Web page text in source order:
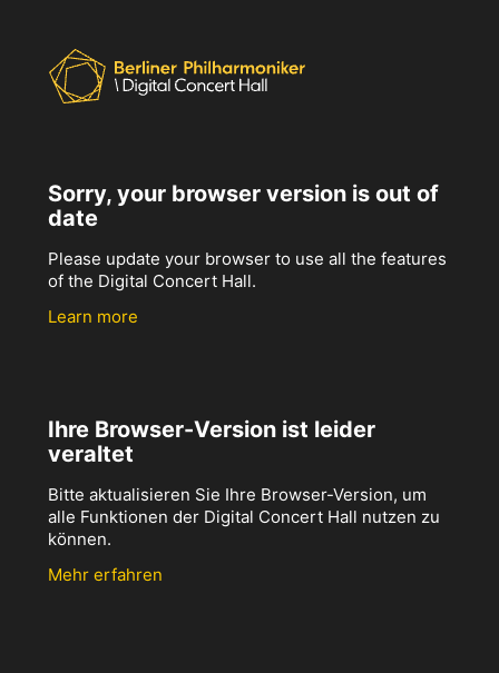
Sorry, your browser version is out of
date
Please update your browser to use all the features
of the Digital Concert Hall.
Learn more
Ihre Browser-Version ist leider
veraltet
Bitte aktualisieren Sie Ihre Browser-Version, um
alle Funktionen der Digital Concert Hall nutzen zu
können.
Mehr erfahren